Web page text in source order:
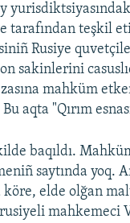
tarafından teşkil
Rusiye
sakinlerini
mahküm
aqta "Qırım
baqıldı.
saytında yoq.
köre, elde olğan
rusiyeli mahkemeci